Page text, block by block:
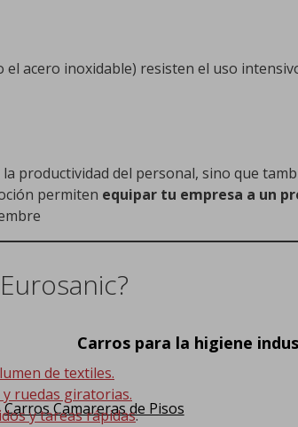
Carros para la higiene
Carros Camareras de Pisos
acero inoxidable) resisten el uso
productividad del personal, sino que
permiten equipar tu empresa a un
de textiles.
ruedas giratorias.
y tareas rápidas.